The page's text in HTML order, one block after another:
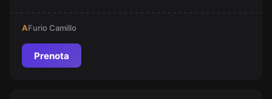
AFurio Camillo
Prenota